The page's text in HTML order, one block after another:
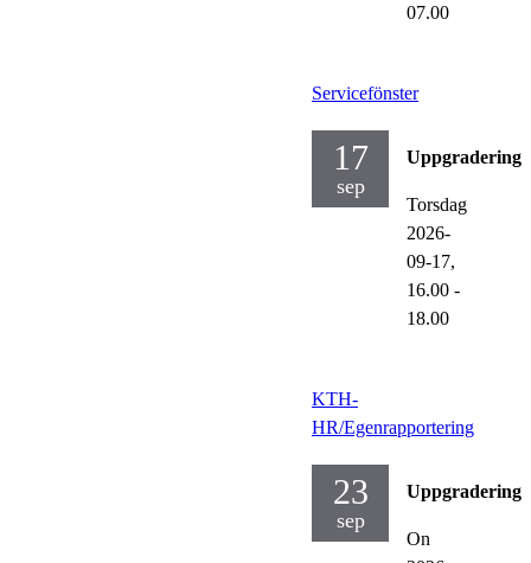
07.00
Servicefönster
17
sep
Torsdag
2026-
09-17,
16.00 -
18.00
KTH-
HR/Egenrapportering
23
sep
On